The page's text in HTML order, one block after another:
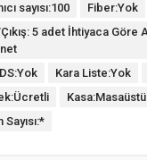
sayısı:100 Fiber:Yok
5 adet İhtiyaca Göre
Kara Liste:Yok
Kasa:Masaüstü
Sayısı:*